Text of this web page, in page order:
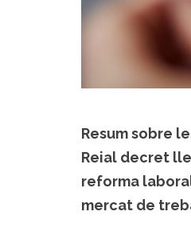
Resum sobre
Reial decret
reforma
mercat de